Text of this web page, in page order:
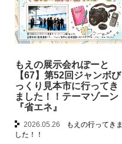
もえの展示会れぽーと
【67】第52回ジャンボび
っくり見本市に行ってき
ました！！テーマゾーン
『省エネ』
2026.05.26
もえの行ってきま
した！！